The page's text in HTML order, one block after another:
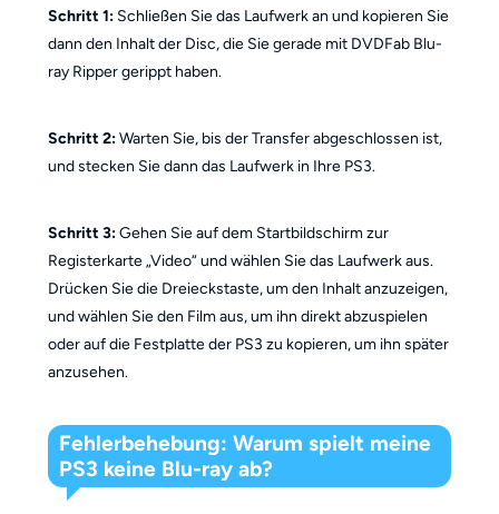
Schritt 1: Schließen Sie das Laufwerk an und kopieren Sie
dann den Inhalt der Disc, die Sie gerade mit DVDFab Blu-
ray Ripper gerippt haben.
Schritt 2:Warten Sie, bis der Transfer abgeschlossen ist,
und stecken Sie dann das Laufwerk in Ihre PS3.
Schritt 3:Gehen Sie auf dem Startbildschirm zur
Registerkarte „Video“ und wählen Sie das Laufwerk aus.
Drücken Sie die Dreieckstaste, um den Inhalt anzuzeigen,
und wählen Sie den Film aus, um ihn direkt abzuspielen
oder auf die Festplatte der PS3 zu kopieren, um ihn später
anzusehen.
Fehlerbehebung: Warum spielt meine
PS3 keine Blu-ray ab?